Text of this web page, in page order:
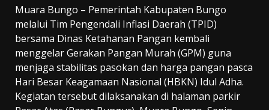
Muara Bungo – Pemerintah Kabupaten Bungo
melalui Tim Pengendali Inflasi Daerah (TPID)
bersama Dinas Ketahanan Pangan kembali
menggelar Gerakan Pangan Murah (GPM) guna
menjaga stabilitas pasokan dan harga pangan pasca
Hari Besar Keagamaan Nasional (HBKN) Idul Adha.
Kegiatan tersebut dilaksanakan di halaman parkir